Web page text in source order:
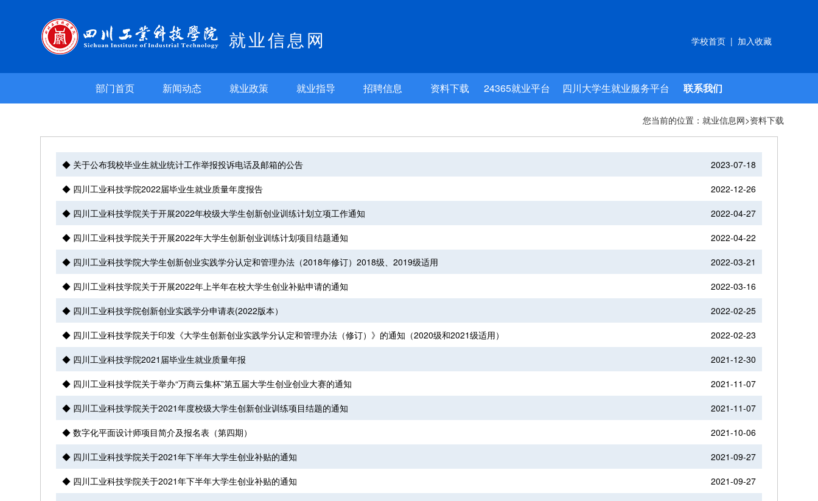
就业信息网 学校首页 | 加入收藏
部门首页 新闻动态 就业政策 就业指导 招聘信息 资料下载 24365就业平台 四川大学生就业服务平台 联系我们
您当前的位置： 就业信息网>资料下载
◆ 关于公布我校毕业生就业统计工作举报投诉电话及邮箱的公告
2023-07-18
◆ 四川工业科技学院2022届毕业生就业质量年度报告
2022-12-26
◆ 四川工业科技学院关于开展2022年校级大学生创新创业训练计划立项工作通知
2022-04-27
◆ 四川工业科技学院关于开展2022年大学生创新创业训练计划项目结题通知
2022-04-22
◆ 四川工业科技学院大学生创新创业实践学分认定和管理办法（2018年修订）2018级、2019级适用
2022-03-21
◆ 四川工业科技学院关于开展2022年上半年在校大学生创业补贴申请的通知
2022-03-16
◆ 四川工业科技学院创新创业实践学分申请表(2022版本）
2022-02-25
◆ 四川工业科技学院关于印发《大学生创新创业实践学分认定和管理办法（修订）》的通知（2020级和2021级适用）
2022-02-23
◆ 四川工业科技学院2021届毕业生就业质量年报
2021-12-30
◆ 四川工业科技学院关于举办“万商云集杯”第五届大学生创业创业大赛的通知
2021-11-07
◆ 四川工业科技学院关于2021年度校级大学生创新创业训练项目结题的通知
2021-11-07
◆ 数字化平面设计师项目简介及报名表（第四期）
2021-10-06
◆ 四川工业科技学院关于2021年下半年大学生创业补贴的通知
2021-09-27
◆ 四川工业科技学院关于2021年下半年大学生创业补贴的通知
2021-09-27